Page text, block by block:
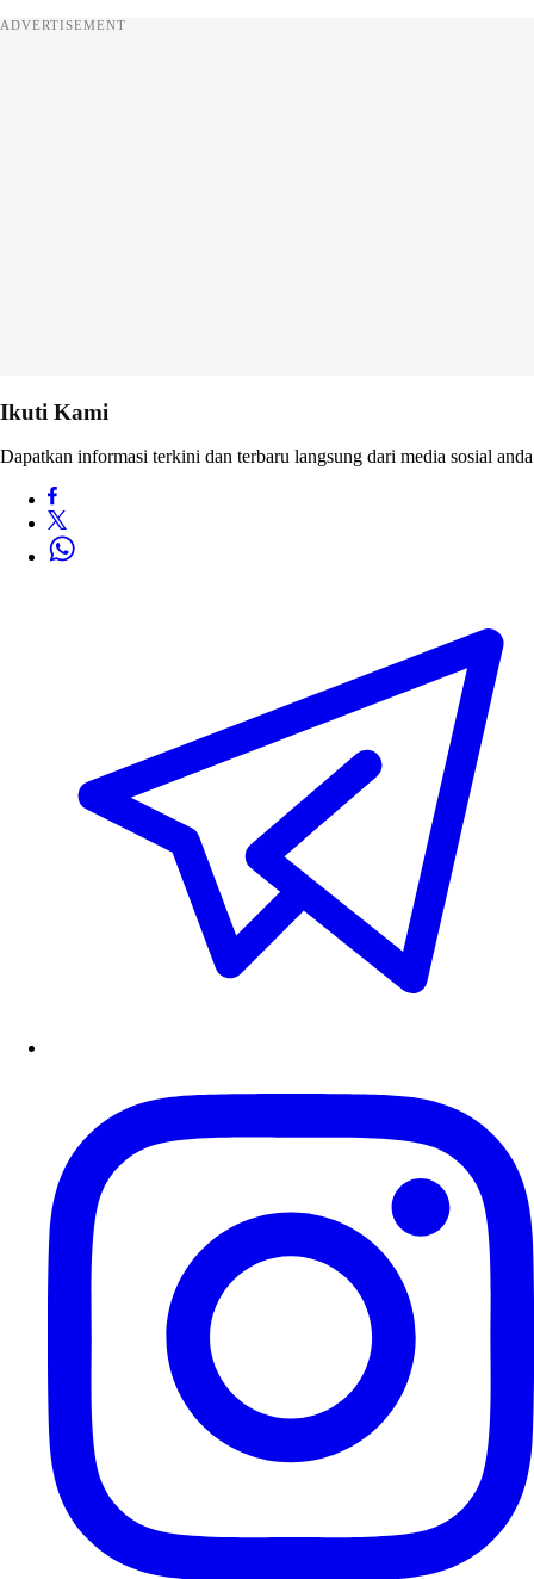
ADVERTISEMENT
Ikuti Kami
Dapatkan informasi terkini dan terbaru langsung dari media sosial anda